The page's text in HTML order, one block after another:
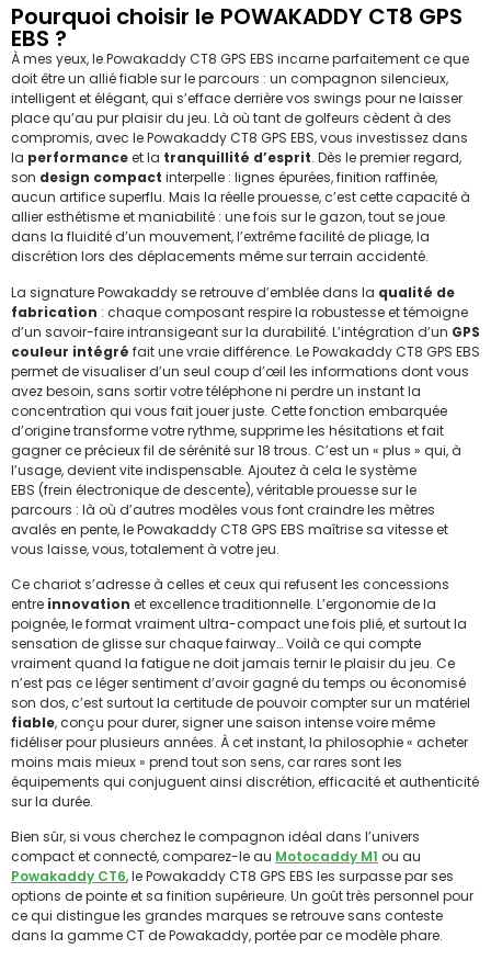
Pourquoi choisir le POWAKADDY CT8 GPS
EBS ?
À mes yeux, le Powakaddy CT8 GPS EBS incarne parfaitement ce que
doit être un allié fiable sur le parcours : un compagnon silencieux,
intelligent et élégant, qui s’efface derrière vos swings pour ne laisser
place qu’au pur plaisir du jeu. Là où tant de golfeurs cèdent à des
compromis, avec le Powakaddy CT8 GPS EBS, vous investissez dans
la performanceet la tranquillité d’esprit. Dès le premier regard,
son design compact interpelle : lignes épurées, finition raffinée,
aucun artifice superflu. Mais la réelle prouesse, c’est cette capacité à
allier esthétisme et maniabilité : une fois sur le gazon, tout se joue
dans la fluidité d’un mouvement, l’extrême facilité de pliage, la
discrétion lors des déplacements même sur terrain accidenté.
La signature Powakaddy se retrouve d’emblée dans la qualité de
fabrication : chaque composant respire la robustesse et témoigne
d’un savoir-faire intransigeant sur la durabilité. L’intégration d’un GPS
couleur intégré fait une vraie différence. Le Powakaddy CT8 GPS EBS
permet de visualiser d’un seul coup d’œil les informations dont vous
avez besoin, sans sortir votre téléphone ni perdre un instant la
concentration qui vous fait jouer juste. Cette fonction embarquée
d’origine transforme votre rythme, supprime les hésitations et fait
gagner ce précieux fil de sérénité sur 18 trous. C’est un « plus » qui, à
l’usage, devient vite indispensable. Ajoutez à cela le système
EBS (frein électronique de descente), véritable prouesse sur le
parcours : là où d’autres modèles vous font craindre les mètres
avalés en pente, le Powakaddy CT8 GPS EBS maîtrise sa vitesse et
vous laisse, vous, totalement à votre jeu.
Ce chariot s’adresse à celles et ceux qui refusent les concessions
entre innovation et excellence traditionnelle. L’ergonomie de la
poignée, le format vraiment ultra-compact une fois plié, et surtout la
sensation de glisse sur chaque fairway… Voilà ce qui compte
vraiment quand la fatigue ne doit jamais ternir le plaisir du jeu. Ce
n’est pas ce léger sentiment d’avoir gagné du temps ou économisé
son dos, c’est surtout la certitude de pouvoir compter sur un matériel
fiable, conçu pour durer, signer une saison intense voire même
fidéliser pour plusieurs années. À cet instant, la philosophie « acheter
moins mais mieux » prend tout son sens, car rares sont les
équipements qui conjuguent ainsi discrétion, efficacité et authenticité
sur la durée.
Bien sûr, si vous cherchez le compagnon idéal dans l’univers
compact et connecté, comparez-le au Motocaddy M1 ou au
Powakaddy CT6, le Powakaddy CT8 GPS EBS les surpasse par ses
options de pointe et sa finition supérieure. Un goût très personnel pour
ce qui distingue les grandes marques se retrouve sans conteste
dans la gamme CT de Powakaddy, portée par ce modèle phare.